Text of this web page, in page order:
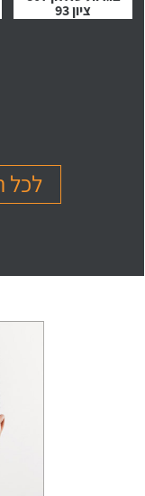
ציון 93
לחץ לצפייה
ציון 97
לכל